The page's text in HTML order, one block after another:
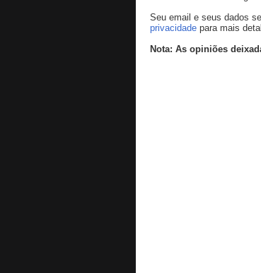
Seu email e seus dados
privacidade para mais
Nota: As opiniões